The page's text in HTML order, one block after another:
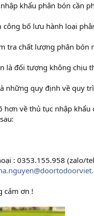
khẩu phân bón cần
công bố lưu hành loại
tra chất lượng phân bón
là đối tượng không chịu
những quy định về quy
hơn về thủ tục nhập khẩu
: 0353.155.958 (zalo/
cảm ơn !